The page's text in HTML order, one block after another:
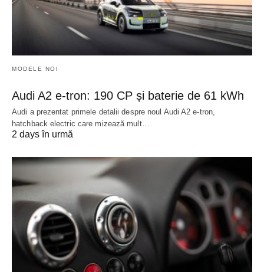
MODELE NOI
Audi A2 e-tron: 190 CP și baterie de 61 kWh
Audi a prezentat primele detalii despre noul Audi A2 e-tron,
hatchback electric care mizează mult…
2 days în urmă